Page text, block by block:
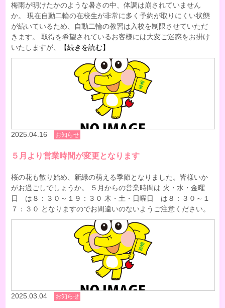
梅雨が明けたかのような暑さの中、体調は崩されていません
か。 現在自動二輪の在校生が非常に多く予約が取りにくい状態
が続いているため、自動二輪の教習は入校を制限させていただ
きます。 取得を希望されているお客様には大変ご迷惑をお掛け
いたしますが、
【続きを読む】
2025.04.16 お知らせ
５月より営業時間が変更となります
桜の花も散り始め、新緑の萌える季節となりました。皆様いか
がお過ごしでしょうか。 ５月からの営業時間は 火・水・金曜
日 は８：３０～１９：３０ 木・土・日曜日 は８：３０～１
７：３０ となりますのでお間違いのないようご注意ください。
2025.03.04 お知らせ